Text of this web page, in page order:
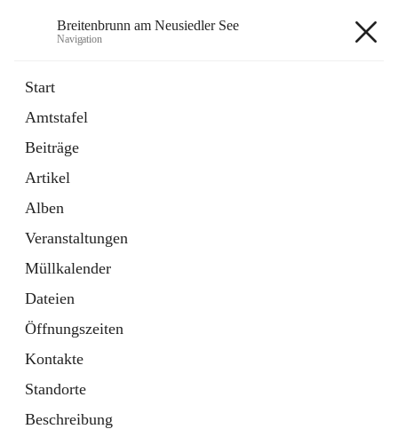
Breitenbrunn am Neusiedler See
Navigation
Start
Amtstafel
Beiträge
Artikel
Alben
Veranstaltungen
Müllkalender
Dateien
Öffnungszeiten
Kontakte
Standorte
Beschreibung
18 Schnellzugriffe
Gemeindeservice